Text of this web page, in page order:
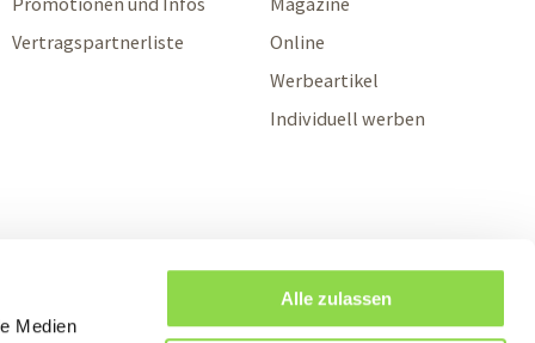
Medien
Alle zulassen
Vertragspartnerliste
Online
Werbeartikel
Individuell werben